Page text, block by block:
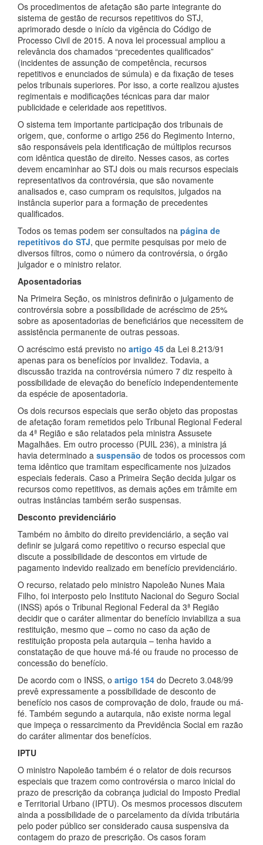
Os procedimentos de afetação são parte integrante do
sistema de gestão de recursos repetitivos do STJ,
aprimorado desde o início da vigência do Código de
Processo Civil de 2015. A nova lei processual ampliou a
relevância dos chamados “precedentes qualificados”
(incidentes de assunção de competência, recursos
repetitivos e enunciados de súmula) e da fixação de teses
pelos tribunais superiores. Por isso, a corte realizou ajustes
regimentais e modificações técnicas para dar maior
publicidade e celeridade aos repetitivos.
O sistema tem importante participação dos tribunais de
origem, que, conforme o artigo 256 do Regimento Interno,
são responsáveis pela identificação de múltiplos recursos
com idêntica questão de direito. Nesses casos, as cortes
devem encaminhar ao STJ dois ou mais recursos especiais
representativos da controvérsia, que são novamente
analisados e, caso cumpram os requisitos, julgados na
instância superior para a formação de precedentes
qualificados.
Todos os temas podem ser consultados na página de
repetitivos do STJ, que permite pesquisas por meio de
diversos filtros, como o número da controvérsia, o órgão
julgador e o ministro relator.
Aposentadorias
Na Primeira Seção, os ministros definirão o julgamento de
controvérsia sobre a possibilidade de acréscimo de 25%
sobre as aposentadorias de beneficiários que necessitem de
assistência permanente de outras pessoas.
O acréscimo está previsto no artigo 45 da Lei 8.213/91
apenas para os benefícios por invalidez. Todavia, a
discussão trazida na controvérsia número 7 diz respeito à
possibilidade de elevação do benefício independentemente
da espécie de aposentadoria.
Os dois recursos especiais que serão objeto das propostas
de afetação foram remetidos pelo Tribunal Regional Federal
da 4ª Região e são relatados pela ministra Assusete
Magalhães. Em outro processo (PUIL 236), a ministra já
havia determinado a suspensão de todos os processos com
tema idêntico que tramitam especificamente nos juizados
especiais federais. Caso a Primeira Seção decida julgar os
recursos como repetitivos, as demais ações em trâmite em
outras instâncias também serão suspensas.
Desconto previdenciário
Também no âmbito do direito previdenciário, a seção vai
definir se julgará como repetitivo o recurso especial que
discute a possibilidade de descontos em virtude de
pagamento indevido realizado em benefício previdenciário.
O recurso, relatado pelo ministro Napoleão Nunes Maia
Filho, foi interposto pelo Instituto Nacional do Seguro Social
(INSS) após o Tribunal Regional Federal da 3ª Região
decidir que o caráter alimentar do benefício inviabiliza a sua
restituição, mesmo que – como no caso da ação de
restituição proposta pela autarquia – tenha havido a
constatação de que houve má-fé ou fraude no processo de
concessão do benefício.
De acordo com o INSS, o artigo 154 do Decreto 3.048/99
prevê expressamente a possibilidade de desconto de
benefício nos casos de comprovação de dolo, fraude ou má-
fé. Também segundo a autarquia, não existe norma legal
que impeça o ressarcimento da Previdência Social em razão
do caráter alimentar dos benefícios.
IPTU
O ministro Napoleão também é o relator de dois recursos
especiais que trazem como controvérsia o marco inicial do
prazo de prescrição da cobrança judicial do Imposto Predial
e Territorial Urbano (IPTU). Os mesmos processos discutem
ainda a possibilidade de o parcelamento da dívida tributária
pelo poder público ser considerado causa suspensiva da
contagem do prazo de prescrição. Os casos foram